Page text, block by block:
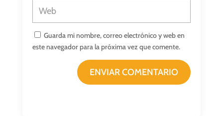
Guarda mi nombre, correo electrónico y web en
este navegador para la próxima vez que comente.
ENVIAR COMENTARIO